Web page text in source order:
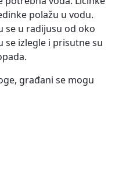
polažu u vodu.
se u radijusu od oko
se izlegle i prisutne su
građani se mogu